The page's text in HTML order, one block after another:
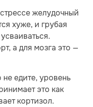
желудочный
хуже, и грубая
а для мозга это —
не едите, уровень
это как
кортизол.